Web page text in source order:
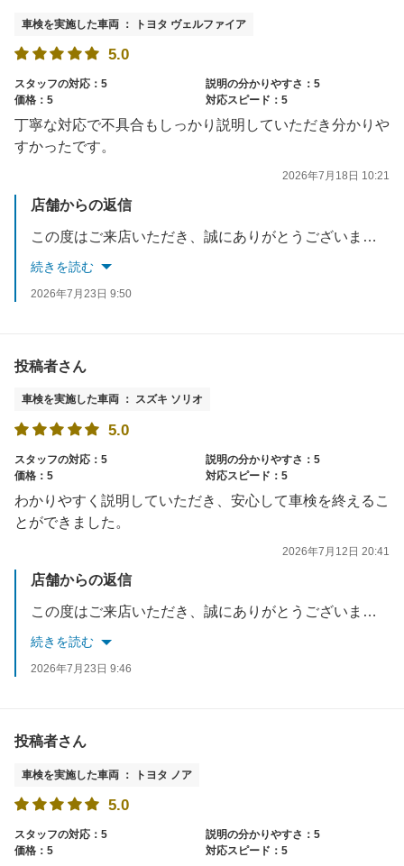
車検を実施した車両 ： トヨタ ヴェルファイア
5.0
スタッフの対応：5
説明の分かりやすさ：5
価格：5
対応スピード：5
丁寧な対応で不具合もしっかり説明していただき分かりや
すかったです。
2026年7月18日 10:21
店舗からの返信
この度はご来店いただき、誠にありがとうございました。ご満足して頂き大変光栄に思います。また、満点ご評価を頂き誠にありがとうございます。どうしてもご理解の不足する事態を避けられない状況が多い中、特に整備士へは専門用語を使用せず、身近なもので表現するなど工夫をしてお客様へご理解いただくようにご案内指導をしております。
続きを読む
2026年7月23日 9:50
投稿者さん
車検を実施した車両 ： スズキ ソリオ
5.0
スタッフの対応：5
説明の分かりやすさ：5
価格：5
対応スピード：5
わかりやすく説明していただき、安心して車検を終えるこ
とができました。
2026年7月12日 20:41
店舗からの返信
この度はご来店いただき、誠にありがとうございました。ご満足して頂き大変光栄に思います。また、満点ご評価を頂き誠にありがとうございます。大事なお車もそうですが、ご利用いただくお客様へも安心をお届けできるよう、これからも接客サービスの向上を目指します。またのご利用お待ちしております。
続きを読む
2026年7月23日 9:46
投稿者さん
車検を実施した車両 ： トヨタ ノア
5.0
スタッフの対応：5
説明の分かりやすさ：5
価格：5
対応スピード：5